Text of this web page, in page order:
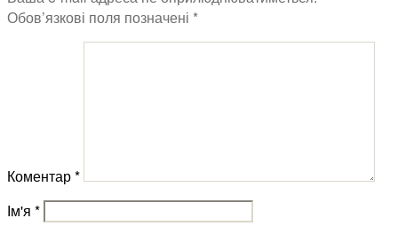
Обов’язкові поля позначені *
Коментар*
Ім'я *